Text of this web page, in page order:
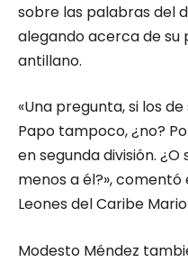
sobre las palabras del
alegando acerca de su
antillano.
«Una pregunta, si los
Papo tampoco, ¿no?
en segunda división.
menos a él?»,
Leones del Caribe
Modesto Méndez